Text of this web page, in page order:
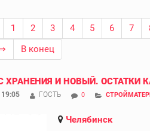
1 2 3 4 5 6 7
В конец
ХРАНЕНИЯ И НОВЫЙ. ОСТАТКИ
ГОСТЬ 0
Челябинск